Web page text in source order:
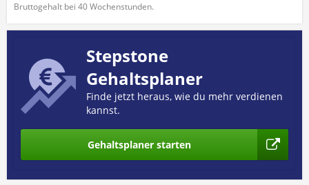
Bruttogehalt bei 40 Wochenstunden.
Stepstone
Gehaltsplaner
Finde jetzt heraus, wie du mehr verdienen
kannst.
Gehaltsplaner starten